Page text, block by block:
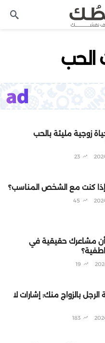
الحب
زوجية مليئة بالحب
23
كنت مع الشخص المناسب؟
45
مشاعرك حقيقية في
19
الرجل بالزواج منك: إشارات لا
183